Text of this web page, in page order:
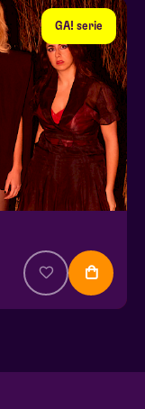
GA! serie